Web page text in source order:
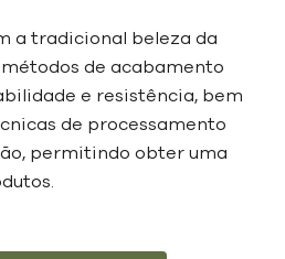
a tradicional beleza da
de acabamento
e resistência, bem
de processamento
permitindo obter uma